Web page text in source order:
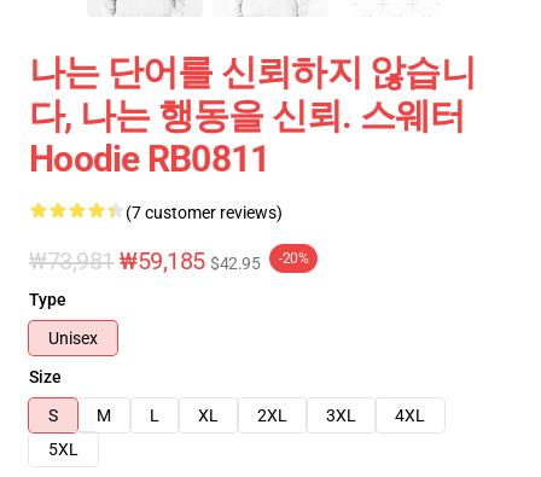
나는 단어를 신뢰하지 않습니
다, 나는 행동을 신뢰. 스웨터
Hoodie RB0811
(7 customer reviews)
₩73,981 ₩59,185 $42.95 -20%
Type
Unisex
Size
S
M L XL 2XL 3XL
4XL
5XL